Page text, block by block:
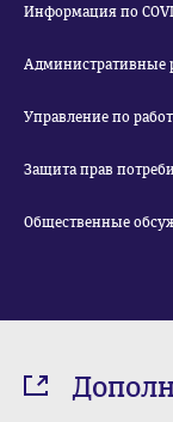
Информация по
Административные
Управление по
Защита прав
Общественные